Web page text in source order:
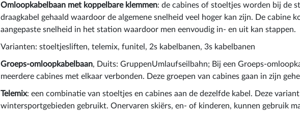
Omloopkabelbaan met koppelbare klemmen: de cabines of stoeltjes worden bij de
draagkabel gehaald waardoor de algemene snelheid veel hoger kan zijn. De cabine
aangepaste snelheid in het station waardoor men eenvoudig in- en uit kan stappen.
Varianten: stoeltjesliften, telemix, funitel, 2s kabelbanen, 3s kabelbanen
Groeps-omloopkabelbaan, Duits: GruppenUmlaufseilbahn; Bij een Groeps-
meerdere cabines met elkaar verbonden. Deze groepen van cabines gaan in zijn
Telemix: een combinatie van stoeltjes en cabines aan de dezelfde kabel. Deze
wintersportgebieden gebruikt. Onervaren skiërs, en- of kinderen, kunnen gebruik